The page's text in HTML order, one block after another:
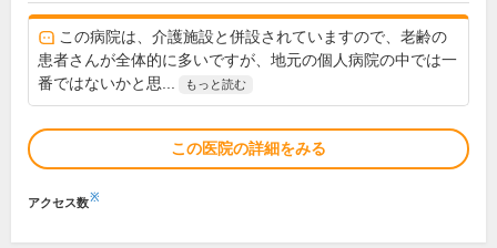
この病院は、介護施設と併設されていますので、老齢の
患者さんが全体的に多いですが、地元の個人病院の中では一
番ではないかと思...
もっと読む
この医院の詳細をみる
アクセス数※